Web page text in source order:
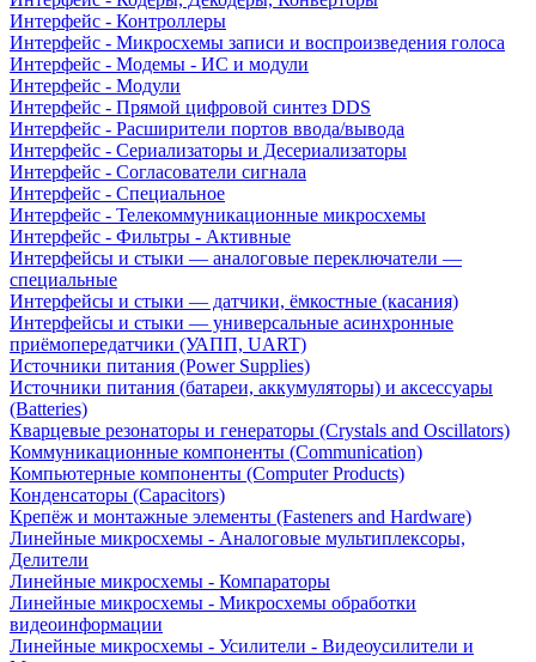
Интерфейс - Контроллеры
Интерфейс - Микросхемы записи и воспроизведения голоса
Интерфейс - Модемы - ИС и модули
Интерфейс - Модули
Интерфейс - Прямой цифровой синтез DDS
Интерфейс - Расширители портов ввода/вывода
Интерфейс - Сериализаторы и Десериализаторы
Интерфейс - Согласователи сигнала
Интерфейс - Специальное
Интерфейс - Телекоммуникационные микросхемы
Интерфейс - Фильтры - Активные
Интерфейсы и стыки — аналоговые переключатели —
специальные
Интерфейсы и стыки — датчики, ёмкостные (касания)
Интерфейсы и стыки — универсальные асинхронные
приёмопередатчики (УАПП, UART)
Источники питания (Power Supplies)
Источники питания (батареи, аккумуляторы) и аксессуары
(Batteries)
Кварцевые резонаторы и генераторы (Crystals and Oscillators)
Коммуникационные компоненты (Communication)
Компьютерные компоненты (Computer Products)
Конденсаторы (Capacitors)
Крепёж и монтажные элементы (Fasteners and Hardware)
Линейные микросхемы - Аналоговые мультиплексоры,
Делители
Линейные микросхемы - Компараторы
Линейные микросхемы - Микросхемы обработки
видеоинформации
Линейные микросхемы - Усилители - Видеоусилители и